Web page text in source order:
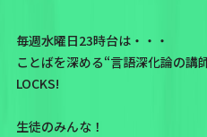
毎週水曜日23時台は・・・
ことばを深める“言語深化論の
LOCKS!
生徒のみんな！